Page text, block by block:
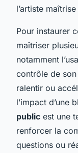
l’artiste
Pour instaurer
maîtriser
notamment
contrôle de
ralentir ou
l’impact d’une
public est une
renforcer la
questions ou